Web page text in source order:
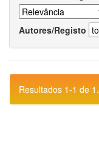
Autores/Registo
Resultados 1-1 de 1.